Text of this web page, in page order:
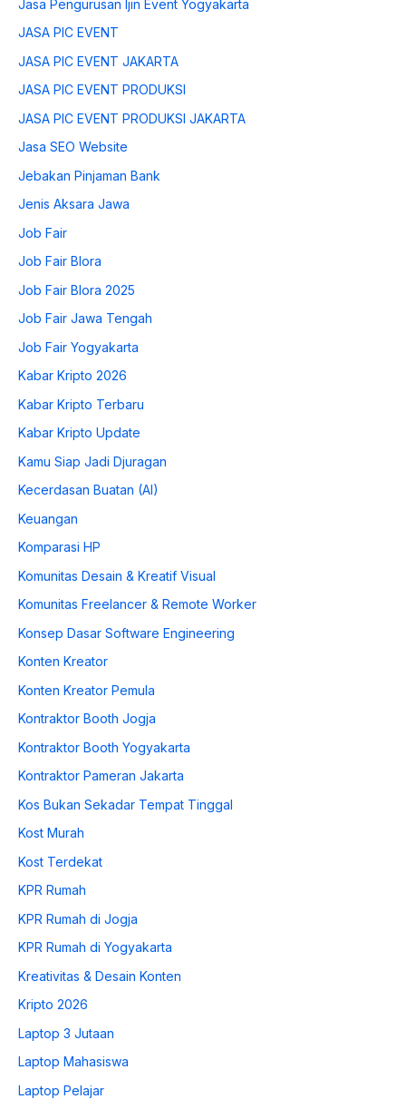
Jasa Pengurusan Ijin Event Yogyakarta
JASA PIC EVENT
JASA PIC EVENT JAKARTA
JASA PIC EVENT PRODUKSI
JASA PIC EVENT PRODUKSI JAKARTA
Jasa SEO Website
Jebakan Pinjaman Bank
Jenis Aksara Jawa
Job Fair
Job Fair Blora
Job Fair Blora 2025
Job Fair Jawa Tengah
Job Fair Yogyakarta
Kabar Kripto 2026
Kabar Kripto Terbaru
Kabar Kripto Update
Kamu Siap Jadi Djuragan
Kecerdasan Buatan (AI)
Keuangan
Komparasi HP
Komunitas Desain & Kreatif Visual
Komunitas Freelancer & Remote Worker
Konsep Dasar Software Engineering
Konten Kreator
Konten Kreator Pemula
Kontraktor Booth Jogja
Kontraktor Booth Yogyakarta
Kontraktor Pameran Jakarta
Kos Bukan Sekadar Tempat Tinggal
Kost Murah
Kost Terdekat
KPR Rumah
KPR Rumah di Jogja
KPR Rumah di Yogyakarta
Kreativitas & Desain Konten
Kripto 2026
Laptop 3 Jutaan
Laptop Mahasiswa
Laptop Pelajar